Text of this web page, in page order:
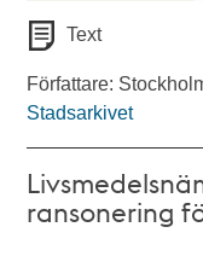
Text
Författare:
Stadsarkivet
ransonering